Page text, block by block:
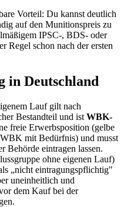
Vorteil: Du kannst deutlich
auf den Munitionspreis zu
IPSC-, BDS- oder
Regel schon nach der ersten
in Deutschland
Lauf gilt nach
Bestandteil und ist WBK-
freie Erwerbsposition (gelbe
mit Bedürfnis) und musst
Behörde eintragen lassen.
ohne eigenen Lauf)
„nicht eintragungspflichtig"
uneinheitlich und
dem Kauf bei der